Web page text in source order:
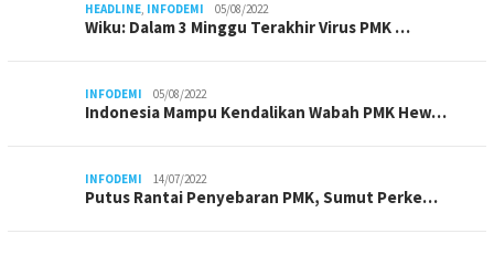
HEADLINE, INFODEMI 05/08/2022
Wiku: Dalam 3 Minggu Terakhir Virus PMK …
INFODEMI 05/08/2022
Indonesia Mampu Kendalikan Wabah PMK Hew…
INFODEMI 14/07/2022
Putus Rantai Penyebaran PMK, Sumut Perke…